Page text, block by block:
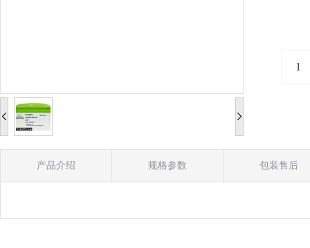
产品介绍 规格参数 包装售后